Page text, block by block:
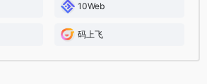
10Web
码上飞